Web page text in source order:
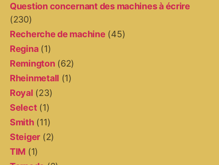
Question concernant des machines à écrire
(230)
Recherche de machine (45)
Regina(1)
Remington (62)
Rheinmetall (1)
Royal (23)
Select(1)
Smith(11)
Steiger (2)
TIM (1)